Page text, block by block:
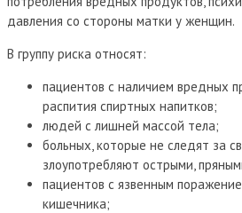
давления со стороны матки у женщин.
В группу риска относят:
пациентов с наличием вредных
распития спиртных напитков;
людей с лишней массой тела;
больных, которые не следят за
злоупотребляют острыми,
пациентов с язвенным
кишечника;